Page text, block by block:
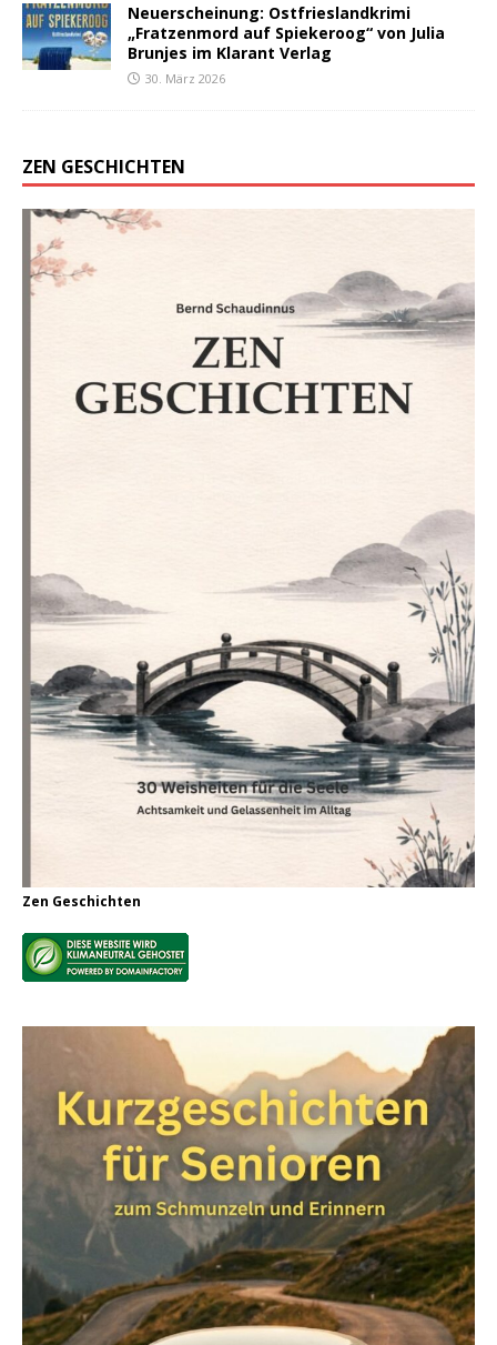
Neuerscheinung: Ostfrieslandkrimi
„Fratzenmord auf Spiekeroog“ von Julia
Brunjes im Klarant Verlag
30. März 2026
ZEN GESCHICHTEN
Zen Geschichten